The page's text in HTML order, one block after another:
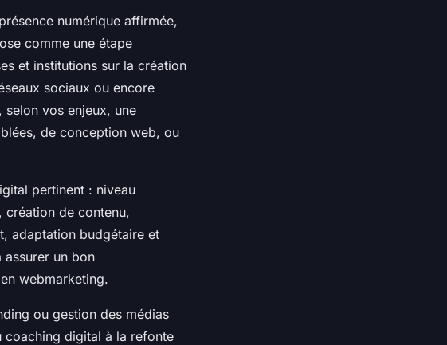
numérique affirmée,
comme une étape
et institutions sur la création
sociaux ou encore
selon vos enjeux, une
de conception web, ou
pertinent : niveau
création de contenu,
adaptation budgétaire et
assurer un bon
webmarketing.
ou gestion des médias
coaching digital à la refonte